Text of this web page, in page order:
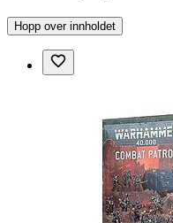
Hopp over innholdet